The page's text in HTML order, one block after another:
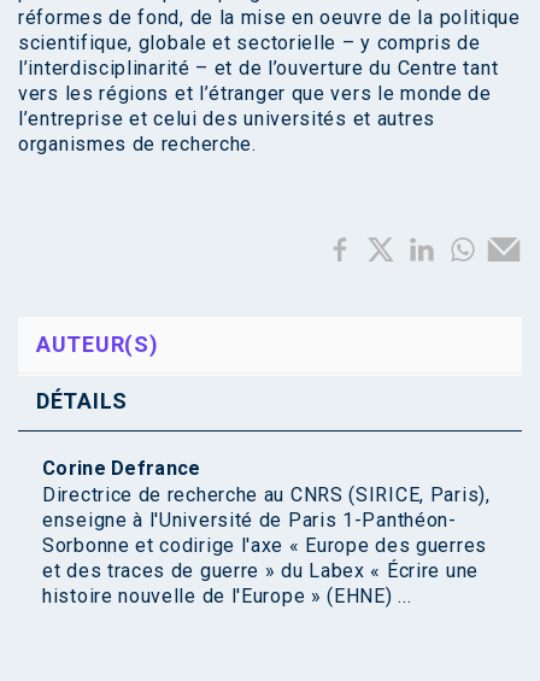
réformes de fond, de la mise en oeuvre de la politique
scientifique, globale et sectorielle – y compris de
l’interdisciplinarité – et de l’ouverture du Centre tant
vers les régions et l’étranger que vers le monde de
l’entreprise et celui des universités et autres
organismes de recherche.
AUTEUR(S)
DÉTAILS
Corine Defrance
Directrice de recherche au CNRS (SIRICE, Paris),
enseigne à l'Université de Paris 1-Panthéon-
Sorbonne et codirige l'axe « Europe des guerres
et des traces de guerre » du Labex « Écrire une
histoire nouvelle de l'Europe » (EHNE) ...